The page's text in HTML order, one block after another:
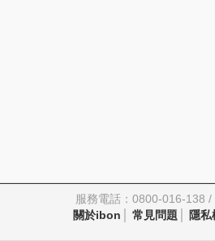
服務電話：0800-016-138
關於ibon
常見問題 隱私